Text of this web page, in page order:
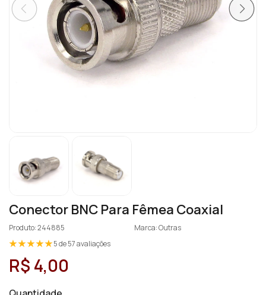
Conector BNC Para Fêmea Coaxial
Produto: 244885
Marca: Outras
5 de 57 avaliações
R$ 4,00